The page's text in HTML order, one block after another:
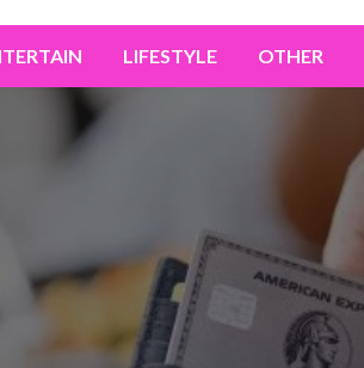
LIFESTYLE OTHER